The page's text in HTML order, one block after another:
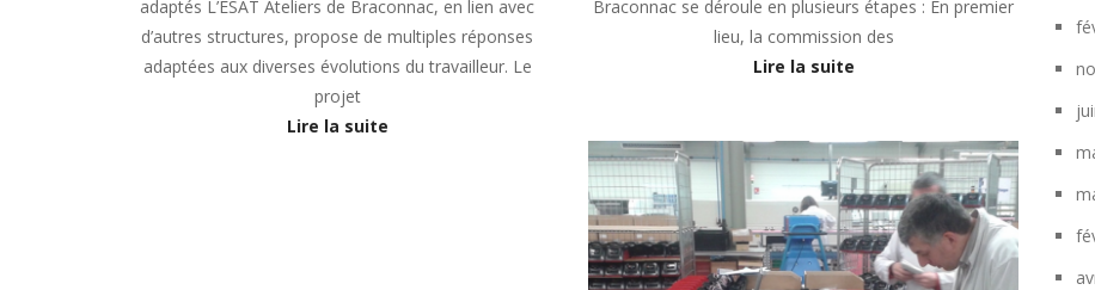
adaptés L’ESAT Ateliers de Braconnac, en lien avec
d’autres structures, propose de multiples réponses
adaptées aux diverses évolutions du travailleur. Le
projet
Lire la suite
Braconnac se déroule en plusieurs étapes : En premier
lieu, la commission des
Lire la suite